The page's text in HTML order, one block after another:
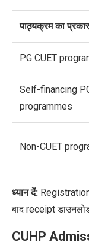
पाठ्यक्रम का प्रकार
PG CUET
Self-financing
programmes
Non-CUET
ध्यान दें:
बाद receipt
CUHP